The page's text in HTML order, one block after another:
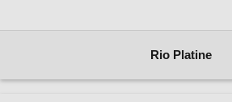
Rio Platine